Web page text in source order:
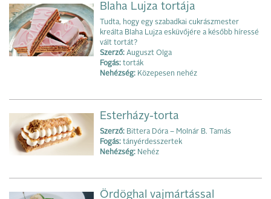
Blaha Lujza tortája
Tudta, hogy egy szabadkai cukrászmester
kreálta Blaha Lujza esküvőjére a később híressé
vált tortát?
Szerző: Auguszt Olga
Fogás: torták
Nehézség: Közepesen nehéz
Esterházy-torta
Szerző: Bittera Dóra – Molnár B. Tamás
Fogás: tányérdesszertek
Nehézség: Nehéz
Ördöghal vajmártással